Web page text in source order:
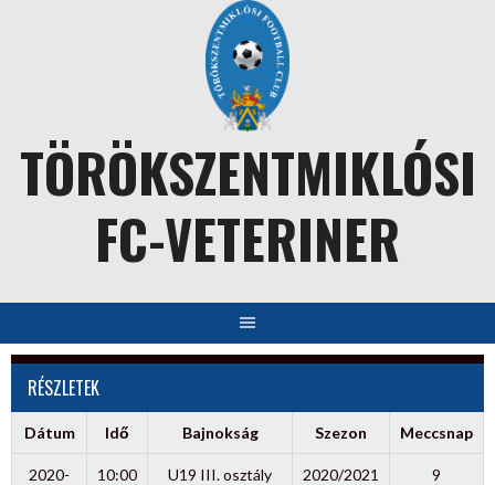
TÖRÖKSZENTMIKLÓSI
FC-VETERINER
RÉSZLETEK
Dátum Idő Bajnokság Szezon Meccsnap
2020-
10:00
U19 III. osztály
2020/2021 9